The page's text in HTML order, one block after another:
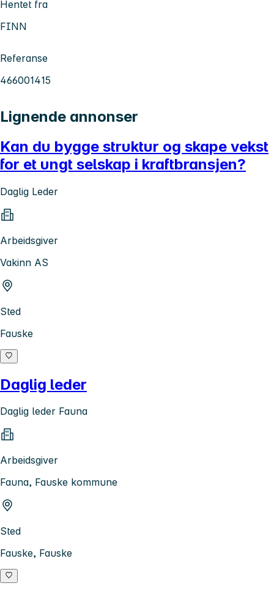
Hentet fra
FINN
Referanse
466001415
Lignende annonser
Kan du bygge struktur og skape vekst
for et ungt selskap i kraftbransjen?
Daglig Leder
Arbeidsgiver
Vakinn AS
Sted
Fauske
Daglig leder
Daglig leder Fauna
Arbeidsgiver
Fauna, Fauske kommune
Sted
Fauske, Fauske